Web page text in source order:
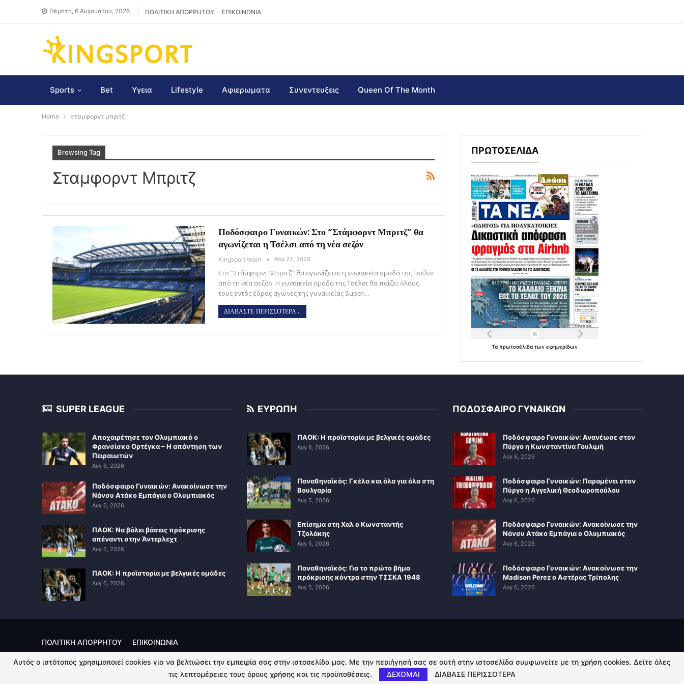
Πέμπτη, 6 Αυγούστου, 2026 ΠΟΛΙΤΙΚΗ ΑΠΟΡΡΗΤΟΥ ΕΠΙΚΟΙΝΩΝΙΑ
Sports Bet Υγεια Lifestyle Αφιερωματα Συνεντευξεις Queen Of The Month
Home σταμφορντ μπριτζ
Browsing Tag
Σταμφορντ Μπριτζ
Ποδόσφαιρο Γυναικών: Στο “Στάμφορντ Μπριτζ” θα
αγωνίζεται η Τσέλσι από τη νέα σεζόν
Kingsport team Απρ 22, 2026
Στο "Στάμφορντ Μπριτζ" θα αγωνίζεται η γυναικεία ομάδα της Τσέλσι
από τη νέα σεζόν. Η γυναικεία ομάδα της Τσέλσι θα παίζει όλους
τους εντός έδρας αγώνες της γυναικείας Super…
ΔΙΑΒΑΣΤΕ ΠΕΡΙΣΣΟΤΕΡΑ...
ΠΡΩΤΟΣΕΛΙΔΑ
Ταπρωτοσέλιδατωνεφημερίδων
SUPER LEAGUE
Αποχαιρέτησε τον Ολυμπιακό ο
Φρανσίσκο Ορτέγκα – Η απάντηση των
Πειραιωτών
Αυγ 6, 2026
Ποδόσφαιρο Γυναικών: Ανακοίνωσε την
Νάνσυ Ατάκο Εμπάγια ο Ολυμπιακός
Αυγ 6, 2026
ΠΑΟΚ: Να βάλει βάσεις πρόκρισης
απέναντι στην Άντερλεχτ
Αυγ 6, 2026
ΠΑΟΚ: Η προϊστορία με βελγικές ομάδες
Αυγ 6, 2026
ΕΥΡΩΠΗ
ΠΑΟΚ: Η προϊστορία με βελγικές ομάδες
Αυγ 6, 2026
Παναθηναϊκός: Γκέλα και όλα για όλα στη
Βουλγαρία
Αυγ 5, 2026
Επίσημα στη Χαλ ο Κωνσταντής
Τζολάκης
Αυγ 5, 2026
Παναθηναϊκός: Για το πρώτο βήμα
πρόκρισης κόντρα στην ΤΣΣΚΑ 1948
Αυγ 5, 2026
ΠΟΔΟΣΦΑΙΡΟ ΓΥΝΑΙΚΩΝ
Ποδόσφαιρο Γυναικών: Ανανέωσε στον
Πύργο η Κωνσταντίνα Γουλιμή
Αυγ 6, 2026
Ποδόσφαιρο Γυναικών: Παραμένει στον
Πύργο η Αγγελική Θεοδωροπούλου
Αυγ 6, 2026
Ποδόσφαιρο Γυναικών: Ανακοίνωσε την
Νάνσυ Ατάκο Εμπάγια ο Ολυμπιακός
Αυγ 6, 2026
Ποδόσφαιρο Γυναικών: Ανακοίνωσε την
Madison Perez ο Αστέρας Τρίπολης
Αυγ 6, 2026
ΠΟΛΙΤΙΚΗ ΑΠΟΡΡΗΤΟΥ ΕΠΙΚΟΙΝΩΝΙΑ
© 2026 - Kingsport.gr. All Rights Reserved.
Αυτός ο ιστότοπος χρησιμοποιεί cookies για να βελτιώσει την εμπειρία σας στην ιστοσελίδα μας. Με την περιήγησή σας σε αυτή στην ιστοσελίδα συμφωνείτε με τη χρήση cookies. Δείτε όλες
τις λεπτομέρειες τους όρους χρήσης και τις προϋποθέσεις.
ΔΕΧΟΜΑΙ ΔΙΑΒΑΣΕ ΠΕΡΙΣΣΟΤΕΡΑ